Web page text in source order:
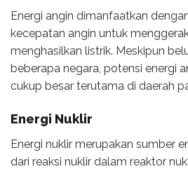
Energi angin dimanfaatkan
kecepatan angin untuk
menghasilkan listrik. Meskipun
beberapa negara, potensi energi
cukup besar terutama di daerah
Energi Nuklir
Energi nuklir merupakan sumber
dari reaksi nuklir dalam reaktor